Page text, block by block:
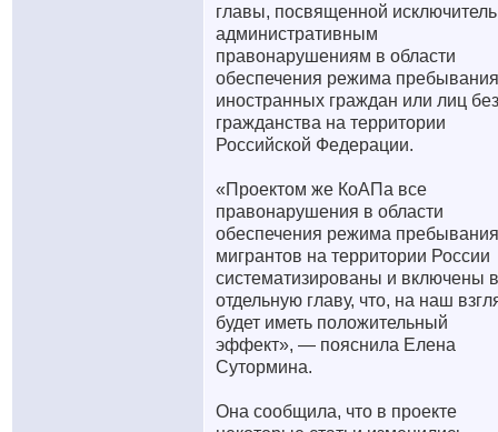
главы, посвященной
административным
правонарушениям в области
обеспечения режима пребывания
иностранных граждан или лиц без
гражданства на территории
Российской Федерации.
«Проектом же КоАПа все
правонарушения в области
обеспечения режима пребывания
мигрантов на территории России
систематизированы и включены в
отдельную главу, что, на наш
будет иметь положительный
эффект», — пояснила Елена
Сутормина.
Она сообщила, что в проекте